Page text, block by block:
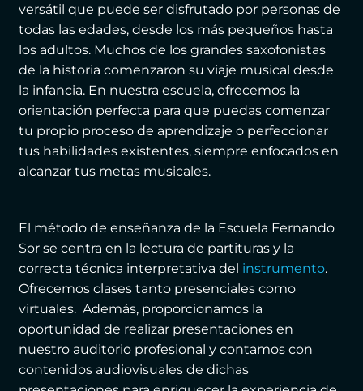
versátil que puede ser disfrutado por personas de
todas las edades, desde los más pequeños hasta
los adultos. Muchos de los grandes saxofonistas
de la historia comenzaron su viaje musical desde
la infancia. En nuestra escuela, ofrecemos la
orientación perfecta para que puedas comenzar
tu propio proceso de aprendizaje o perfeccionar
tus habilidades existentes, siempre enfocados en
alcanzar tus metas musicales.
El método de enseñanza de la Escuela Fernando
Sor se centra en la lectura de partituras y la
correcta técnica interpretativa del instrumento.
Ofrecemos clases tanto presenciales como
virtuales. Además, proporcionamos la
oportunidad de realizar presentaciones en
nuestro auditorio profesional y contamos con
contenidos audiovisuales de dichas